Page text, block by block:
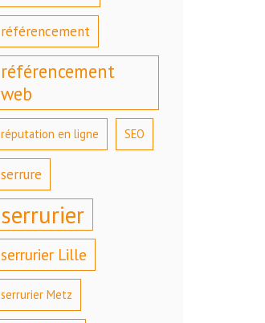
référencement
référencement
web
réputation en ligne SEO
serrure
serrurier
serrurier Lille
serrurier Metz